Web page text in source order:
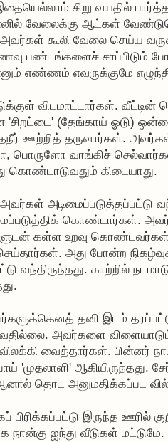
சிறு வயதில்
வேலைக்கு ஆட்கள்
கூலி வேலை செய்ய
பண்டங்களைச் சாப்பிடும்
எண்ணம் எவருக்குமே
விடமாட்டார்கள். வீட்டின்
(தேங்காய் ஓடு)
ஊற்றித் தருவார்கள்.
பொருளோ வாங்கிச்
கொண்டாடுவதும் கிடையாது.
கொண்டார்கள்.
கள்ள உறவு
அது போன்ற
வந்திருந்தது. காற்றில்
தனி இடம்
அவர்களை
வைத்தார்கள். பின்னர்
'முதலாளி' ஆகியிருந்தது.
தொட அனுமதிக்கப்பட
பிரிக்கப்பட்டு இருந்த ஊரில்
நான்கு ஐந்து வீடுகள்